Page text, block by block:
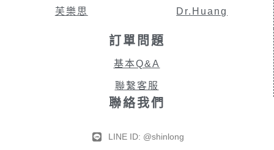
芙樂思 Dr.Huang
訂單問題
基本Q&A
聯繫客服
聯絡我們
LINE ID: @shinlong